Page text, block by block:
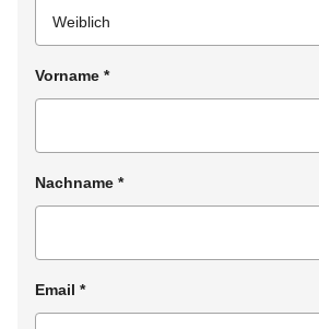
Vorname *
Nachname *
Email *